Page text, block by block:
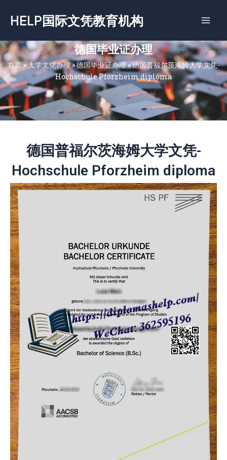
容
HELP国际文凭教育机构
德国毕业证办理
首页»大学文凭办理»德国毕业证办理»德国普福尔茨海姆大学文凭-
Hochschule Pforzheim diploma
德国普福尔茨海姆大学文凭-
Hochschule Pforzheim diploma